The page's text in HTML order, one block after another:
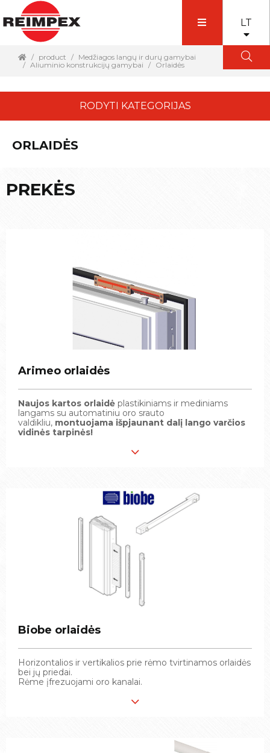
LT
product
Medžiagos langų ir durų gamybai
Aliuminio konstrukcijų gamybai
Orlaidės
RODYTI KATEGORIJAS
ORLAIDĖS
PREKĖS
Arimeo orlaidės
Naujos kartos orlaidė plastikiniams ir mediniams
langams su automatiniu oro srauto
valdikliu, montuojama išpjaunant dalį lango varčios
vidinės tarpinės!
Arimeo orlaidės
Naujos kartos orlaidė plastikiniams ir mediniams
langams su automatiniu oro srauto
valdikliu, montuojama išpjaunant dalį lango varčios
vidinės tarpinės!
Biobe orlaidės
Horizontalios ir vertikalios prie rėmo tvirtinamos orlaidės
bei jų priedai.
Rėme įfrezuojami oro kanalai.
Biobe orlaidės
Horizontalios ir vertikalios prie rėmo tvirtinamos orlaidės
bei jų priedai.
Rėme įfrezuojami oro kanalai.